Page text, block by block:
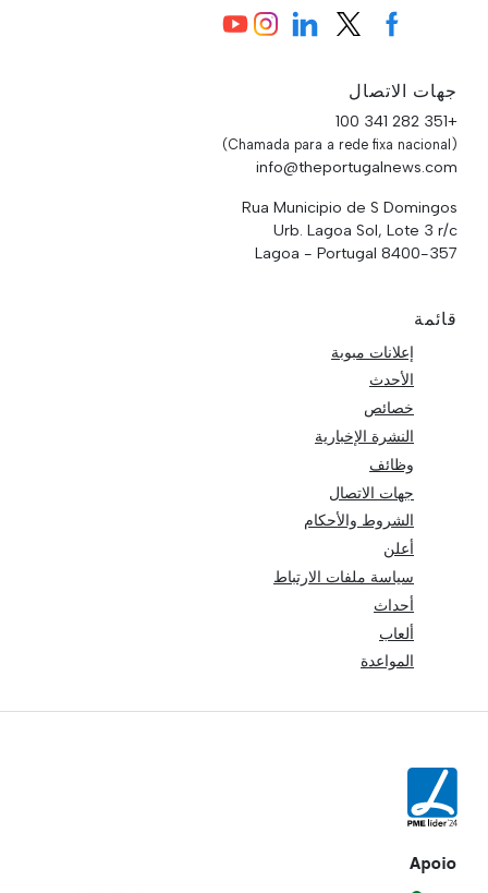
جهات الاتصال
+351 282 341 100
(Chamada para a rede fixa nacional)
info@theportugalnews.com
Rua Municipio de S Domingos
Urb. Lagoa Sol, Lote 3 r/c
8400-357 Lagoa - Portugal
قائمة
إعلانات مبوبة
الأحدث
خصائص
النشرة الإخبارية
وظائف
جهات الاتصال
الشروط والأحكام
أعلن
سياسة ملفات الارتباط
أحداث
ألعاب
المواعدة
Apoio